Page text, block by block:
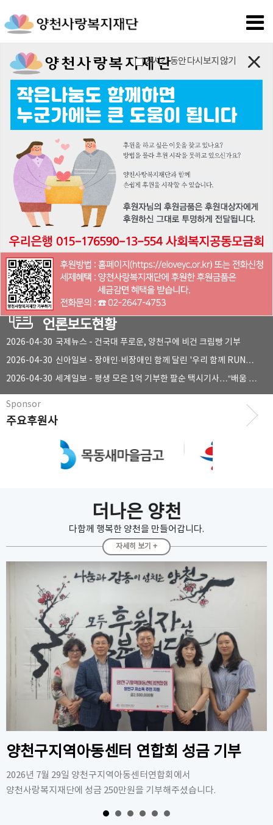
24시간 동안 다시보지 않기
공지사항
2026-03-05 양천사랑복지재단 2026년 상반기 정기이사회 개최
2026-01-08
양천사랑복지재단 및 수탁시설 시무식
2026-01-06
양천사랑복지재단 윤영민 이사장 연임
언론보도현황
2026-04-30 국제뉴스 - 건국대 푸로운, 양천구에 비건 크림빵 기부
2026-04-30 신아일보 - 장애인·비장애인 함께 달린 '우리 함께 RUN…
2026-04-30 세계일보 - 평생 모은 1억 기부한 팔순 택시기사…“배움 …
주요후원사
더나은 양천
다함께 행복한 양천을 만들어갑니다.
자세히 보기 +
양천구지역아동센터 연합회 성금 기부
2026년 7월 29일 양천구지역아동센터연합회에서
양천사랑복지재단에 성금 250만원을 기부해주셨습니다.